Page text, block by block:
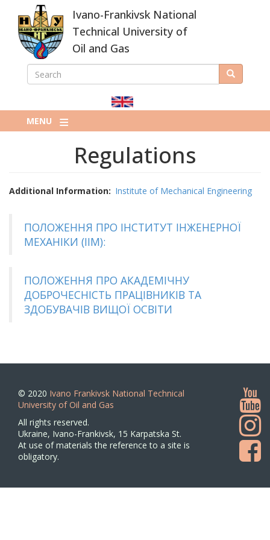
main
content
Ivano-Frankivsk National
Technical University of
Oil and Gas
ПОШУКОВА
ФОРМА
SEARCH Search
MENU
Regulations
Additional Information Institute of Mechanical Engineering
ПОЛОЖЕННЯ ПРО ІНСТИТУТ ІНЖЕНЕРНОЇ
МЕХАНІКИ (ІІМ):
ПОЛОЖЕННЯ ПРО АКАДЕМІЧНУ
ДОБРОЧЕСНІСТЬ ПРАЦІВНИКІВ ТА
ЗДОБУВАЧІВ ВИЩОЇ ОСВІТИ
© 2020 Ivano Frankivsk National Technical
University of Oil and Gas
All rights reserved.
Ukraine, Ivano-Frankivsk, 15 Karpatska St.
At use of materials the reference to a site is
obligatory.